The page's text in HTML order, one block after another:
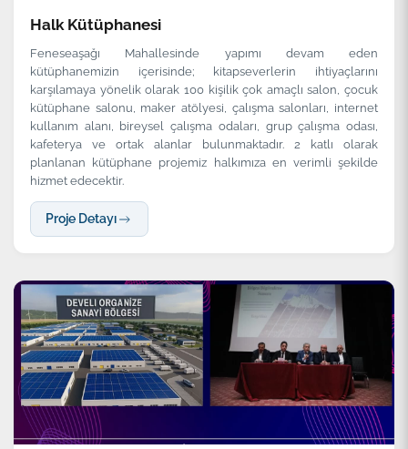
Halk Kütüphanesi
Feneseaşağı Mahallesinde yapımı devam eden
kütüphanemizin içerisinde; kitapseverlerin ihtiyaçlarını
karşılamaya yönelik olarak 100 kişilik çok amaçlı salon, çocuk
kütüphane salonu, maker atölyesi, çalışma salonları, internet
kullanım alanı, bireysel çalışma odaları, grup çalışma odası,
kafeterya ve ortak alanlar bulunmaktadır. 2 katlı olarak
planlanan kütüphane projemiz halkımıza en verimli şekilde
hizmet edecektir.
Proje Detayı